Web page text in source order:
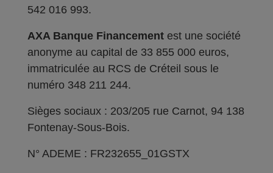
542 016 993.
AXA Banque Financement est une société
anonyme au capital de 33 855 000 euros,
immatriculée au RCS de Créteil sous le
numéro 348 211 244.
Sièges sociaux : 203/205 rue Carnot, 94 138
Fontenay-Sous-Bois.
N° ADEME : FR232655_01GSTX